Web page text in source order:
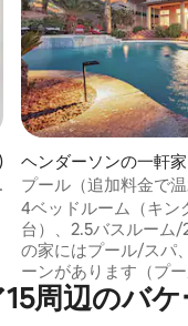
件、5つ星中4.96つ星
ヘンダーソンの一軒家
プール（追加料金で
ト付きの静かなオア
4ベッドルーム（キン
台）、2.5バスルーム/
の家にはプール/スパ
ーンがあります（プ
料金）。 ゲームルーム、充実したキッチ
ン、60インチスマー
周⁠辺⁠のバ⁠